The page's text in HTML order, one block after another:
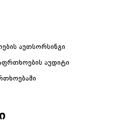
აუთსორსინგი
აუდიტი